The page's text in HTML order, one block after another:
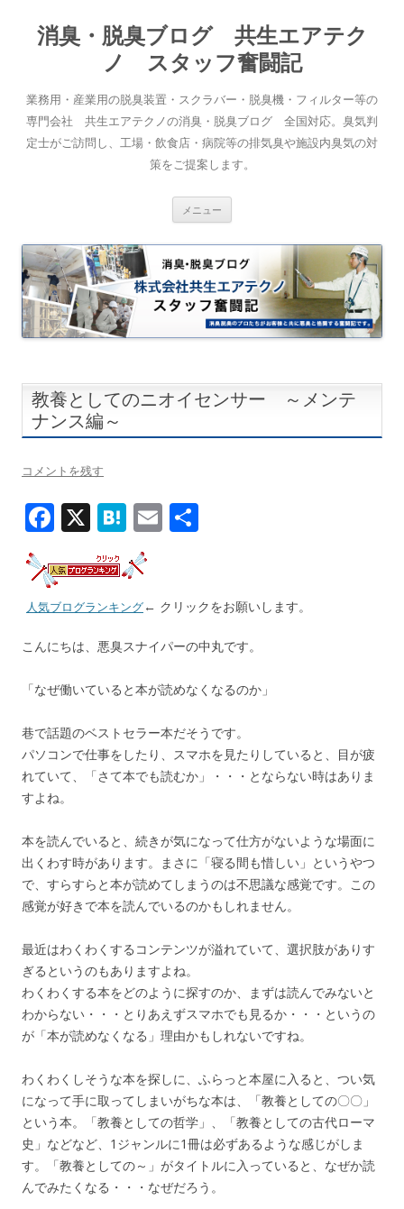
消臭・脱臭ブログ 共生エアテク
ノ スタッフ奮闘記
業務用・産業用の脱臭装置・スクラバー・脱臭機・フィルター等の
専門会社 共生エアテクノの消臭・脱臭ブログ 全国対応。臭気判
定士がご訪問し、工場・飲食店・病院等の排気臭や施設内臭気の対
策をご提案します。
メニュー
教養としてのニオイセンサー ～メンテ
ナンス編～
コメントを残す
F
e
b
o
o
k
X H
at
e
n
a
E
l
人気ブログランキング← クリックをお願いします。
こんにちは、悪臭スナイパーの中丸です。
「なぜ働いていると本が読めなくなるのか」
巷で話題のベストセラー本だそうです。
パソコンで仕事をしたり、スマホを見たりしていると、目が疲
れていて、「さて本でも読むか」・・・とならない時はありま
すよね。
本を読んでいると、続きが気になって仕方がないような場面に
出くわす時があります。まさに「寝る間も惜しい」というやつ
で、すらすらと本が読めてしまうのは不思議な感覚です。この
感覚が好きで本を読んでいるのかもしれません。
最近はわくわくするコンテンツが溢れていて、選択肢がありす
ぎるというのもありますよね。
わくわくする本をどのように探すのか、まずは読んでみないと
わからない・・・とりあえずスマホでも見るか・・・というの
が「本が読めなくなる」理由かもしれないですね。
わくわくしそうな本を探しに、ふらっと本屋に入ると、つい気
になって手に取ってしまいがちな本は、「教養としての〇〇」
という本。「教養としての哲学」、「教養としての古代ローマ
史」などなど、1ジャンルに1冊は必ずあるような感じがしま
す。「教養としての～」がタイトルに入っていると、なぜか読
んでみたくなる・・・なぜだろう。